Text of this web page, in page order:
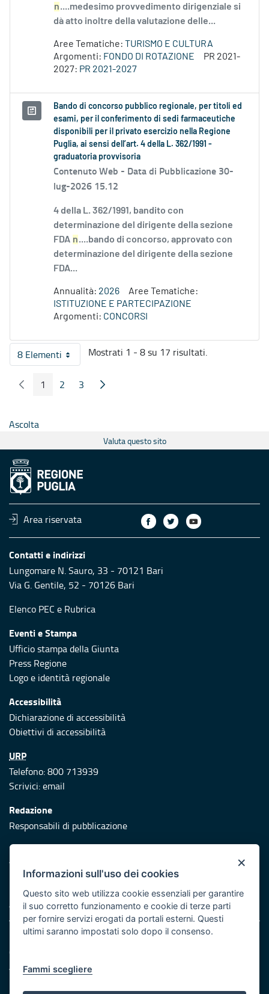
n....medesimo provvedimento dirigenziale si
dà atto inoltre della valutazione delle...
Aree Tematiche: TURISMO E CULTURA
Argomenti: FONDO DI ROTAZIONE
PR 2021-
2027: PR 2021-2027
Bando di concorso pubblico regionale, per titoli ed
esami, per il conferimento di sedi farmaceutiche
disponibili per il privato esercizio nella Regione
Puglia, ai sensi dell’art. 4 della L. 362/1991 -
graduatoria provvisoria
Contenuto Web - Data di Pubblicazione 30-
lug-2026 15.12
4 della L. 362/1991, bandito con
determinazione del dirigente della sezione
FDA n....bando di concorso, approvato con
determinazione del dirigente della sezione
FDA...
Annualità: 2026
Aree Tematiche:
ISTITUZIONE E PARTECIPAZIONE
Argomenti: CONCORSI
8 ElementiPer pagina
Mostrati 1 - 8 su 17 risultati.
Pagina Precedente
Pagina
1 Pagina
2 Pagina
3 Pagina Seguente
Ascolta
Valuta questo sito
Area riservata
Contatti e indirizzi
Lungomare N. Sauro, 33 - 70121 Bari
Via G. Gentile, 52 - 70126 Bari
Elenco PEC e Rubrica
Eventi e Stampa
Ufficio stampa della Giunta
Press Regione
Logo e identità regionale
Accessibilità
Dichiarazione di accessibilità
Obiettivi di accessibilità
URP
Telefono: 800 713939
Scrivici:email
Redazione
Responsabili di pubblicazione
Protezione civile
Vai al sito di Protezione Civile Puglia
Iniziativa finanziata con risorse del POR Puglia 2014/2020 -
Asse XI
Note legali
Cookie e privacy
Atti di notifica
×
Informazioni sull'uso dei cookies
Questo sito web utilizza cookie essenziali per garantire
il suo corretto funzionamento e cookie di terze parti
per fornire servizi erogati da portali esterni. Questi
ultimi saranno impostati solo dopo il consenso.
Fammi scegliere